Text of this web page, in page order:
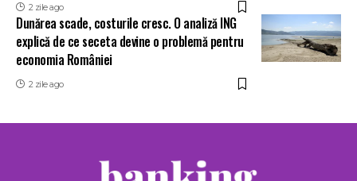
2 zile ago
Dunărea scade, costurile cresc. O analiză ING
explică de ce seceta devine o problemă pentru
economia României
2 zile ago